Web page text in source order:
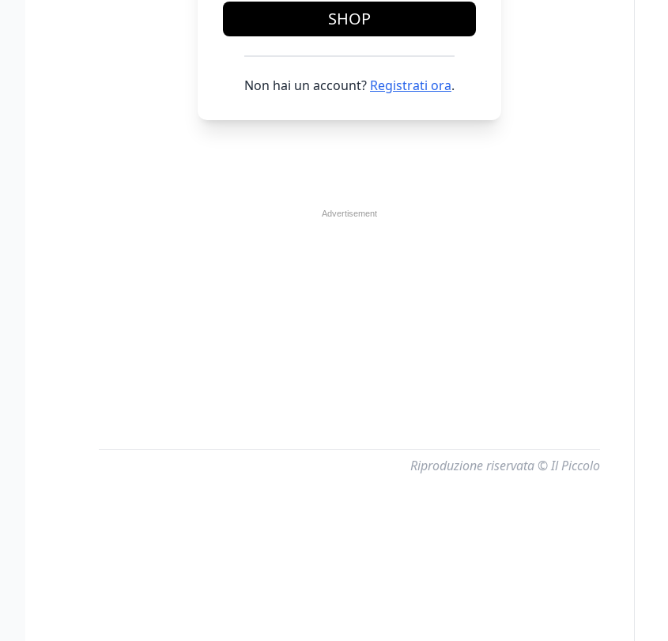
SHOP
Non hai un account? Registrati ora.
Riproduzione riservata © Il Piccolo